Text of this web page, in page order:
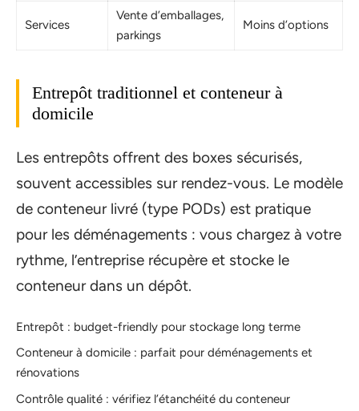
Services
Vente d’emballages,
parkings
Moins d’options
Entrepôt traditionnel et conteneur à
domicile
Les entrepôts offrent des boxes sécurisés,
souvent accessibles sur rendez-vous. Le modèle
de conteneur livré (type PODs) est pratique
pour les déménagements : vous chargez à votre
rythme, l’entreprise récupère et stocke le
conteneur dans un dépôt.
Entrepôt : budget-friendly pour stockage long terme
Conteneur à domicile : parfait pour déménagements et
rénovations
Contrôle qualité : vérifiez l’étanchéité du conteneur